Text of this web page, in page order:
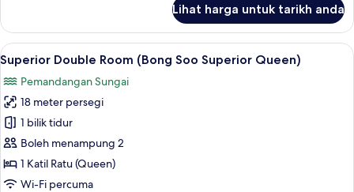
Standard
Queen)
Double
Room
(Bong
Soo
Standard
Queen)
Lihat harga untuk tarikh anda
Lihat
semua
foto
untuk
Superior
Double
Room
(Bong
Superior Double Room (Bong Soo
1
Superior Double Room (Bong Soo Superior Queen)
Pemandangan Sungai
18 meter persegi
1 bilik tidur
Boleh menampung 2
1 Katil Ratu (Queen)
Wi-Fi percuma